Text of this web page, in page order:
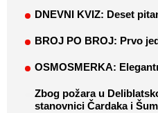
DNEVNI KVIZ: Deset
BROJ PO BROJ: Prvo
OSMOSMERKA:
Zbog požara u
stanovnici Čardaka i